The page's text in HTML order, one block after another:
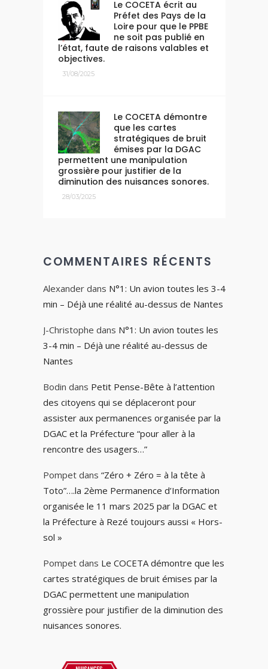
Le COCETA écrit au
Préfet des Pays de la
Loire pour que le PPBE
ne soit pas publié en
l’état, faute de raisons valables et
objectives.
31/08/2025
Le COCETA démontre
que les cartes
stratégiques de bruit
émises par la DGAC
permettent une manipulation
grossière pour justifier de la
diminution des nuisances sonores.
28/03/2025
COMMENTAIRES RÉCENTS
Alexanderdans N°1: Un avion toutes les 3-4
min – Déjà une réalité au-dessus de Nantes
J-Christophe dans N°1: Un avion toutes les
3-4 min – Déjà une réalité au-dessus de
Nantes
Bodin dans Petit Pense-Bête à l’attention
des citoyens qui se déplaceront pour
assister aux permanences organisée par la
DGAC et la Préfecture “pour aller à la
rencontre des usagers…”
Pompetdans “Zéro + Zéro = à la tête à
Toto”….la 2ème Permanence d’Information
organisée le 11 mars 2025 par la DGAC et
la Préfecture à Rezé toujours aussi « Hors-
sol »
Pompetdans Le COCETA démontre que les
cartes stratégiques de bruit émises par la
DGAC permettent une manipulation
grossière pour justifier de la diminution des
nuisances sonores.